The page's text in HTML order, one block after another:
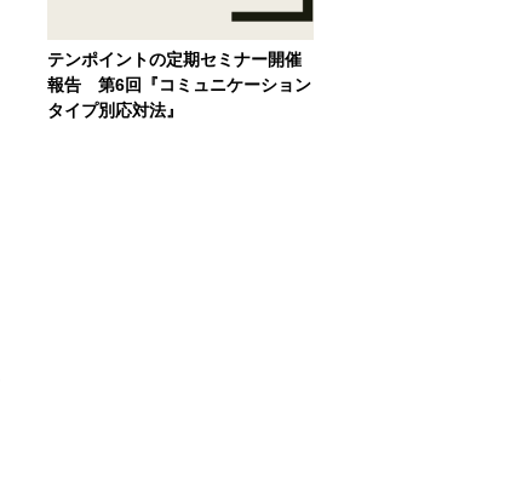
テンポイントの定期セミナー開催
報告 第6回『コミュニケーション
タイプ別応対法』